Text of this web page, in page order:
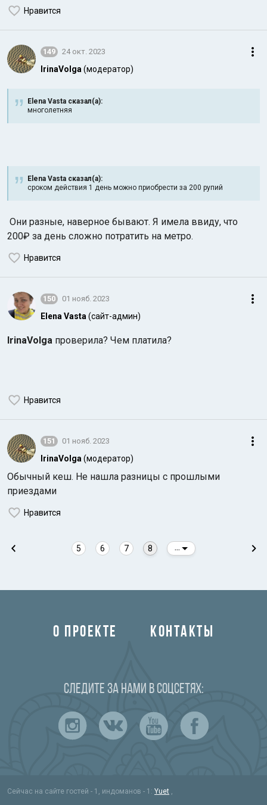
Нравится
149 24 окт. 2023
IrinaVolga (модератор)
Elena Vasta сказал(а):
многолетняя
Elena Vasta сказал(а):
сроком действия 1 день можно приобрести за 200 рупий
Они разные, наверное бывают. Я имела ввиду, что
200₽ за день сложно потратить на метро.
Нравится
150 01 нояб. 2023
Elena Vasta (сайт-админ)
IrinaVolga проверила? Чем платила?
Нравится
151 01 нояб. 2023
IrinaVolga (модератор)
Обычный кеш. Не нашла разницы с прошлыми
приездами
Нравится
5 6 7 8
О ПРОЕКТЕ КОНТАКТЫ
Следите за нами в соцсетях:
Сейчас на сайте гостей - 1, индоманов - 1 : Yuet ,